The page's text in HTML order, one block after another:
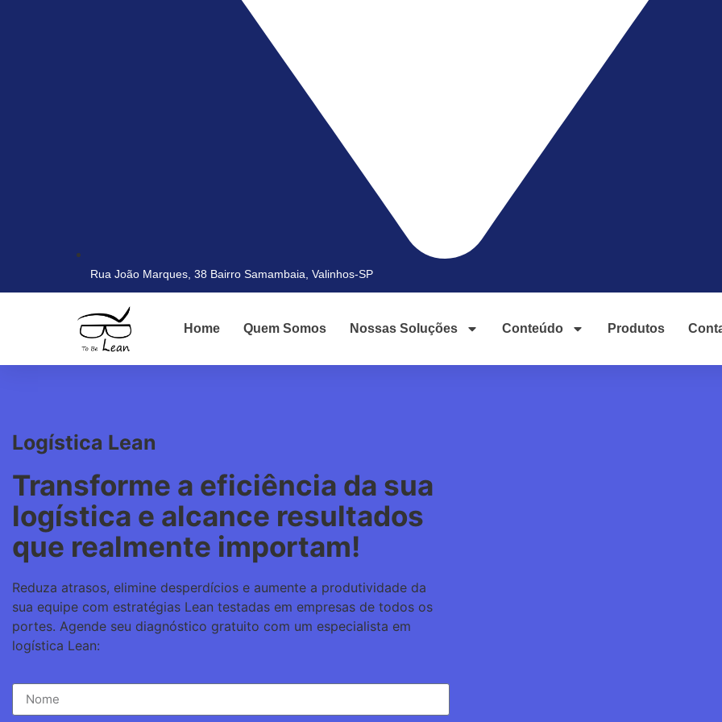
Rua João Marques, 38 Bairro Samambaia, Valinhos-SP
Home Quem Somos Nossas Soluções Conteúdo Produtos
Logística Lean
Transforme a eficiência da sua
logística e alcance resultados
que realmente importam!
Reduza atrasos, elimine desperdícios e aumente a produtividade da
sua equipe com estratégias Lean testadas em empresas de todos os
portes. Agende seu diagnóstico gratuito com um especialista em
logística Lean: